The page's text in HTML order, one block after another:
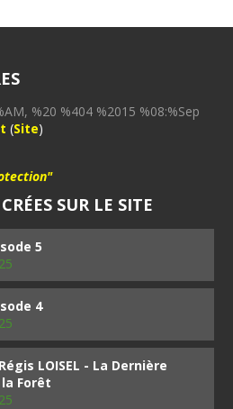
%20 %404 %2015 %08:%Sep
(Site)
SUR LE SITE
5
4
LOISEL - La Dernière
Forêt